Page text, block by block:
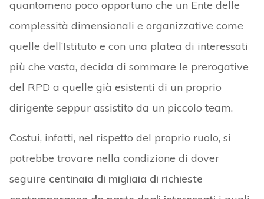
quantomeno poco opportuno che un Ente delle
complessità dimensionali e organizzative come
quelle dell’Istituto e con una platea di interessati
più che vasta, decida di sommare le prerogative
del RPD a quelle già esistenti di un proprio
dirigente seppur assistito da un piccolo team.
Costui, infatti, nel rispetto del proprio ruolo, si
potrebbe trovare nella condizione di dover
seguire centinaia di migliaia di richieste